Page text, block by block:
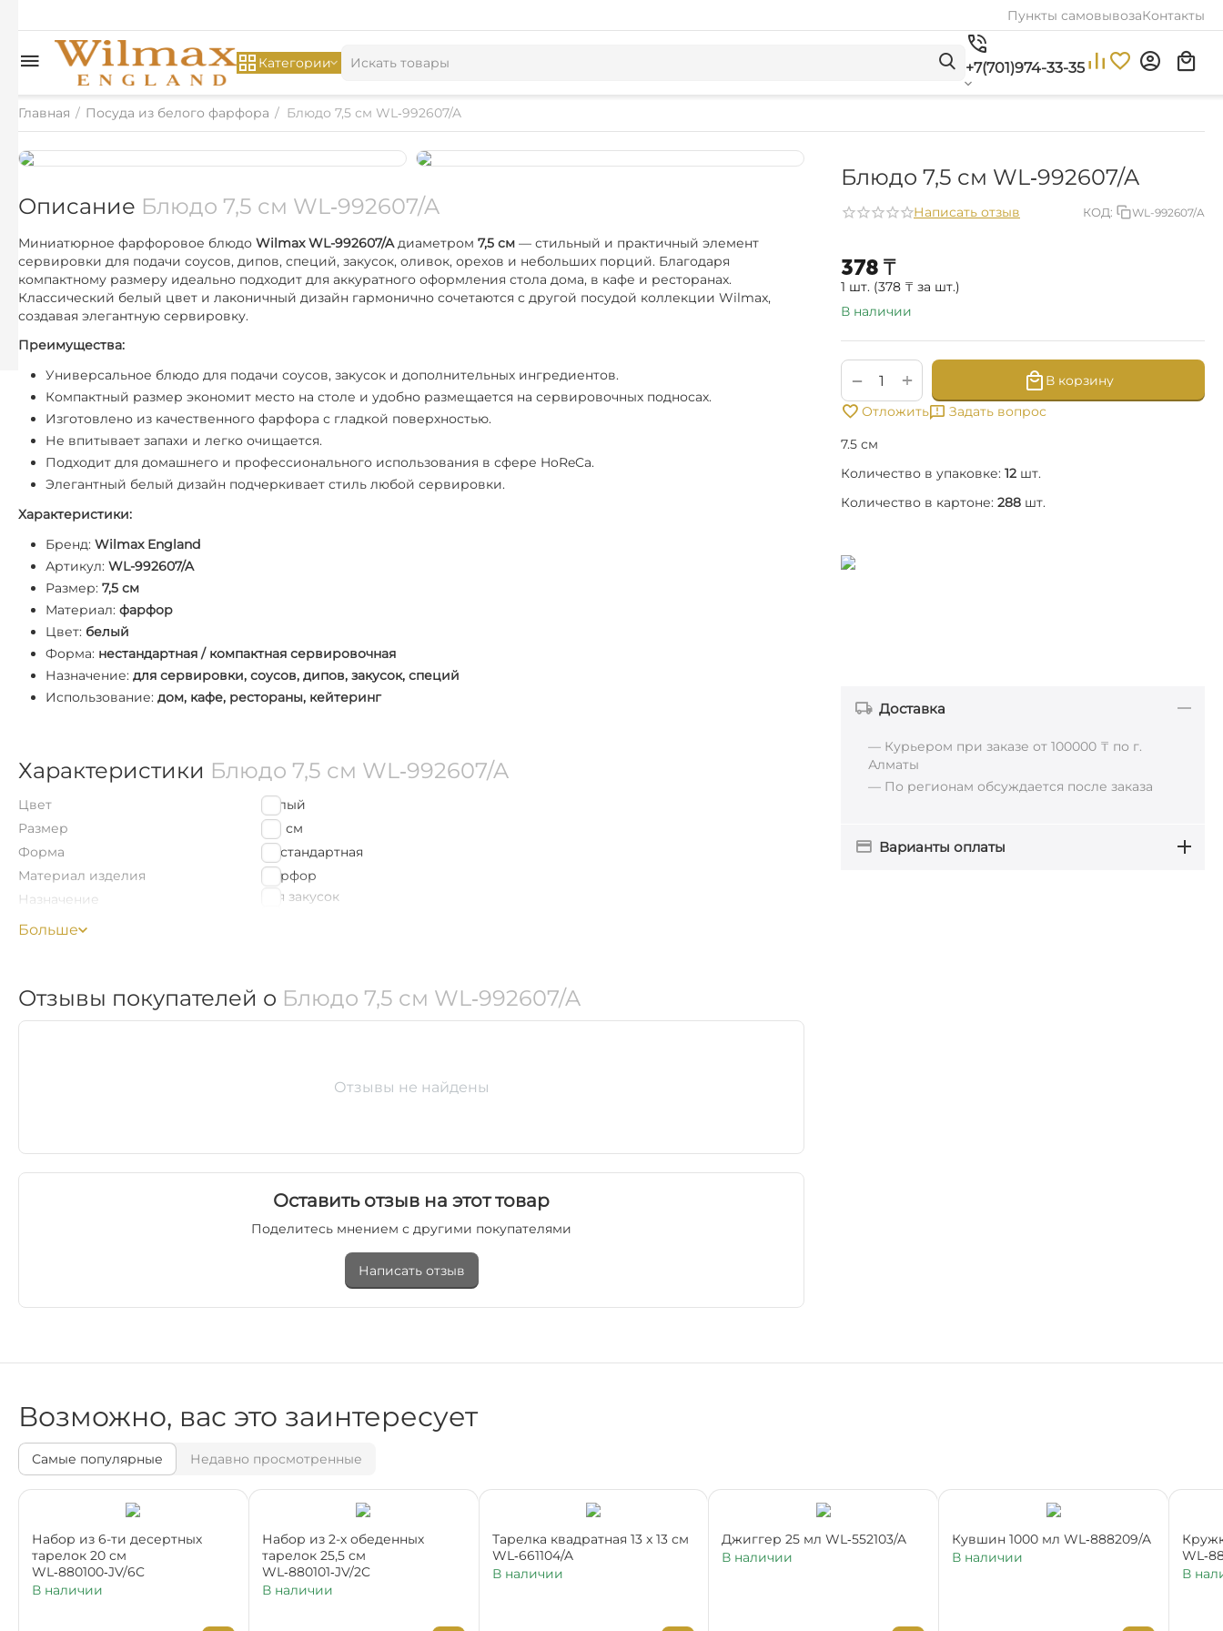
Пункты самовывозаКонтакты
Категории +7(701)974-33-35
Главная / Посуда из белого фарфора / Блюдо 7,5 см WL‑992607/A
Блюдо 7,5 см WL‑992607/A
Написать отзыв КОД: WL-992607/A
‍378‍ ₸
1 шт. (378 ₸ за шт.)
В наличии
+
−
В корзину
Отложить
Задать вопрос
7.5 см
Количество в упаковке: 12 шт.
Количество в картоне: 288 шт.
Доставка
— Курьером при заказе от 100000 ₸ по г.
Алматы
— По регионам обсуждается после заказа
Варианты оплаты
Описание Блюдо 7,5 см WL‑992607/A
Миниатюрное фарфоровое блюдо Wilmax WL-992607/Aдиаметром 7,5 см — стильный и практичный элемент
сервировки для подачи соусов, дипов, специй, закусок, оливок, орехов и небольших порций. Благодаря
компактному размеру идеально подходит для аккуратного оформления стола дома, в кафе и ресторанах.
Классический белый цвет и лаконичный дизайн гармонично сочетаются с другой посудой коллекции Wilmax,
создавая элегантную сервировку.
Преимущества:
Универсальное блюдо для подачи соусов, закусок и дополнительных ингредиентов.
Компактный размер экономит место на столе и удобно размещается на сервировочных подносах.
Изготовлено из качественного фарфора с гладкой поверхностью.
Не впитывает запахи и легко очищается.
Подходит для домашнего и профессионального использования в сфере HoReCa.
Элегантный белый дизайн подчеркивает стиль любой сервировки.
Характеристики:
Бренд: Wilmax England
Артикул: WL-992607/A
Размер: 7,5 см
Материал: фарфор
Цвет: белый
Форма: нестандартная / компактная сервировочная
Назначение: для сервировки, соусов, дипов, закусок, специй
Использование: дом, кафе, рестораны, кейтеринг
Характеристики Блюдо 7,5 см WL‑992607/A
Цвет
Белый
Размер
7.5 см
Форма
Нестандартная
Материал изделия
Фарфор
Назначение
для закусок
Цветная упаковка
Больше
Отзывы покупателей о Блюдо 7,5 см WL‑992607/A
Отзывы не найдены
Оставить отзыв на этот товар
Поделитесь мнением с другими покупателями
Написать отзыв
Возможно, вас это заинтересует
Самые популярные Недавно просмотренные
Набор из 6-ти десертных
тарелок 20 см
WL‑880100‑JV/6C
В наличии
Набор из 2-х обеденных
тарелок 25,5 см
WL‑880101‑JV/2C
В наличии
Тарелка квадратная 13 x 13 см
WL‑661104/A
В наличии
Джиггер 25 мл WL‑552103/A
В наличии
Кувшин 1000 мл WL‑888209/A
В наличии
В